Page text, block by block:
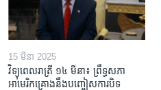
15 មីនា 2025
វិទ្យុពេលរាត្រី ១៤ មីនា៖ ព្រឹទ្ធសភា
អាមេរិកគ្រោងនឹងបញ្ចៀសការបិទ